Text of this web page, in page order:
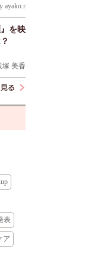
ayako.r
を映
塚 美香
表
ア